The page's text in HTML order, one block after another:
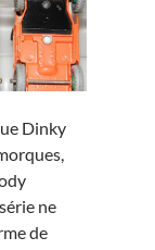
Dinky
ne
de